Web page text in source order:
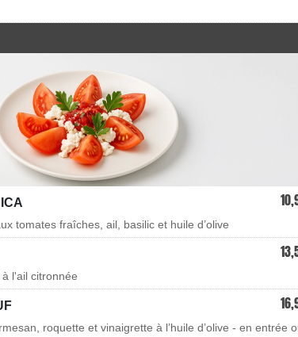
tomates fraîches, ail, basilic et huile d’olive
l'ail citronnée
roquette et vinaigrette à l’huile d’olive - en entrée